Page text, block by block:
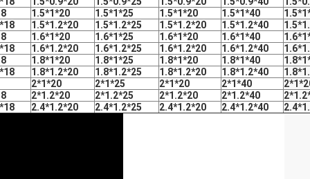
1.5*1*20 1.5*1*25 1.5*1*20 1.5*1*40
1.5*1.2*20 1.5*1.2*25 1.5*1.2*20 1.5*1.2*40
1.6*1*20 1.6*1*25 1.6*1*20 1.6*1*40
1.6*1.2*20 1.6*1.2*25 1.6*1.2*20 1.6*1.2*40
1.8*1*20 1.8*1*25 1.8*1*20 1.8*1*40
1.8*1.2*20 1.8*1.2*25 1.8*1.2*20 1.8*1.2*40
2*1*20
2*1*25 2*1*20 2*1*40
2*1.2*20 2*1.2*25 2*1.2*20 2*1.2*40
2.4*1.2*20 2.4*1.2*25 2.4*1.2*20 2.4*1.2*40